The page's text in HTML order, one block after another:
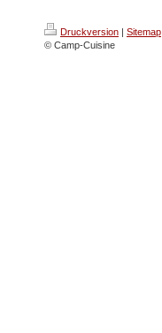
Druckversion | Sitemap
© Camp-Cuisine